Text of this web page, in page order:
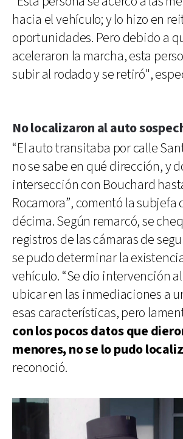
hacia el vehículo; y lo hizo en
oportunidades. Pero debido a
aceleraron la marcha, esta
subir al rodado y se retiró",
No localizaron al auto
“El auto transitaba por calle
no se sabe en qué dirección, y
intersección con Bouchard
Rocamora”, comentó la subjefa
décima. Según remarcó, se
registros de las cámaras de
se pudo determinar la
vehículo. “Se dio intervención
ubicar en las inmediaciones a
esas características, pero
con los pocos datos que
menores, no se lo pudo
reconoció.